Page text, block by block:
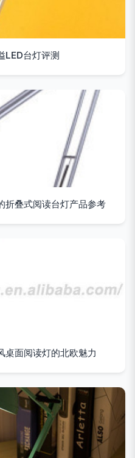
LED台灯评测
折叠式阅读台灯产品参考
桌面阅读灯的北欧魅力